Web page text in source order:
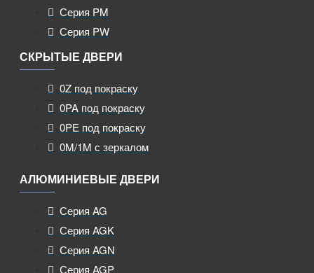
Серия PM
Серия PW
СКРЫТЫЕ ДВЕРИ
0Z под покраску
0PA под покраску
0PE под покраску
0M/1M с зеркалом
АЛЮМИНИЕВЫЕ ДВЕРИ
Серия AG
Серия AGK
Серия AGN
Серия AGP